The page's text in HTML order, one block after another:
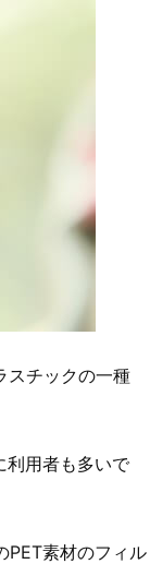
スチックの一種
利用者も多いで
PET素材のフィル